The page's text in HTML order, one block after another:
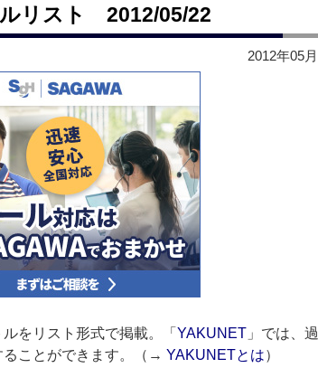
リスト 2012/05/22
2012年05
をリスト形式で掲載。「 YAKUNET 」では、
ることができます。（→ YAKUNETとは）